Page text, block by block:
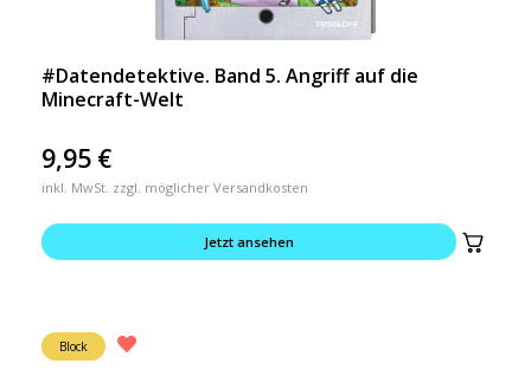
#Datendetektive. Band 5. Angriff auf die
Minecraft-Welt
9,95 €
inkl. MwSt. zzgl. möglicher Versandkosten
Jetzt ansehen
Block